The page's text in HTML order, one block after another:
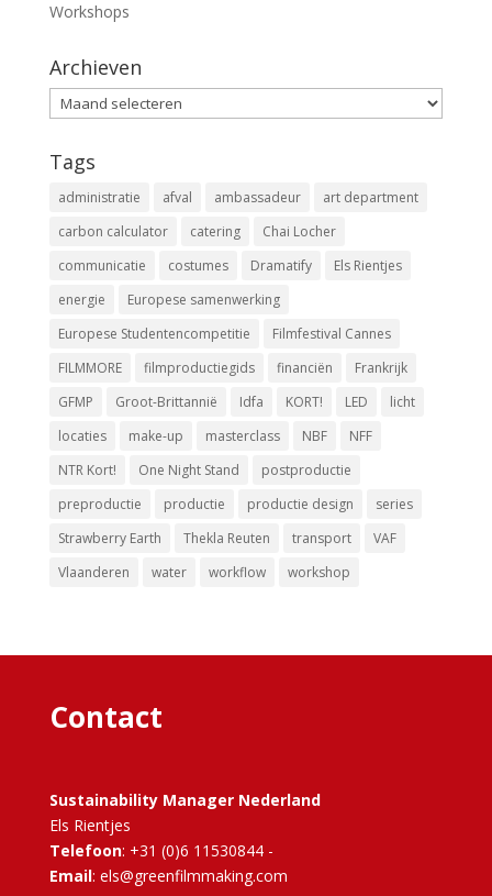
Workshops
Archieven
Archieven
Tags
administratie afval ambassadeur
art department
carbon calculator
catering
Chai Locher
communicatie
costumes Dramatify
Els Rientjes
energie
Europese samenwerking
Europese Studentencompetitie
Filmfestival Cannes
FILMMORE
filmproductiegids financiën
Frankrijk
GFMP
Groot-Brittannië Idfa KORT! LED
licht
locaties
make-up masterclass NBF
NFF
NTR Kort!
One Night Stand
postproductie
preproductie
productie productie design
series
Strawberry Earth
Thekla Reuten transport
VAF
Vlaanderen
water workflow workshop
Contact
Sustainability Manager Nederland
Els Rientjes
Telefoon: +31 (0)6 11530844 -
Email: els@greenfilmmaking.com